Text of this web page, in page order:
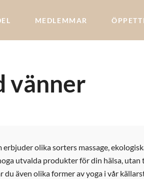
MEDLEMMAR
vänner
olika sorters massage,
utvalda produkter för din hälsa,
även olika former av yoga i vår